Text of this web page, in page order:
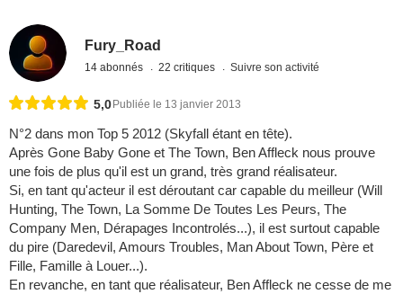
Fury_Road
14 abonnés 22 critiques Suivre son activité
5,0 Publiée le 13 janvier 2013
N°2 dans mon Top 5 2012 (Skyfall étant en tête).
Après Gone Baby Gone et The Town, Ben Affleck nous prouve
une fois de plus qu'il est un grand, très grand réalisateur.
Si, en tant qu'acteur il est déroutant car capable du meilleur (Will
Hunting, The Town, La Somme De Toutes Les Peurs, The
Company Men, Dérapages Incontrolés...), il est surtout capable
du pire (Daredevil, Amours Troubles, Man About Town, Père et
Fille, Famille à Louer...).
En revanche, en tant que réalisateur, Ben Affleck ne cesse de me